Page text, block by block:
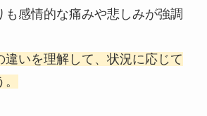
も感情的な痛みや悲しみが強調
違いを理解して、状況に応じて